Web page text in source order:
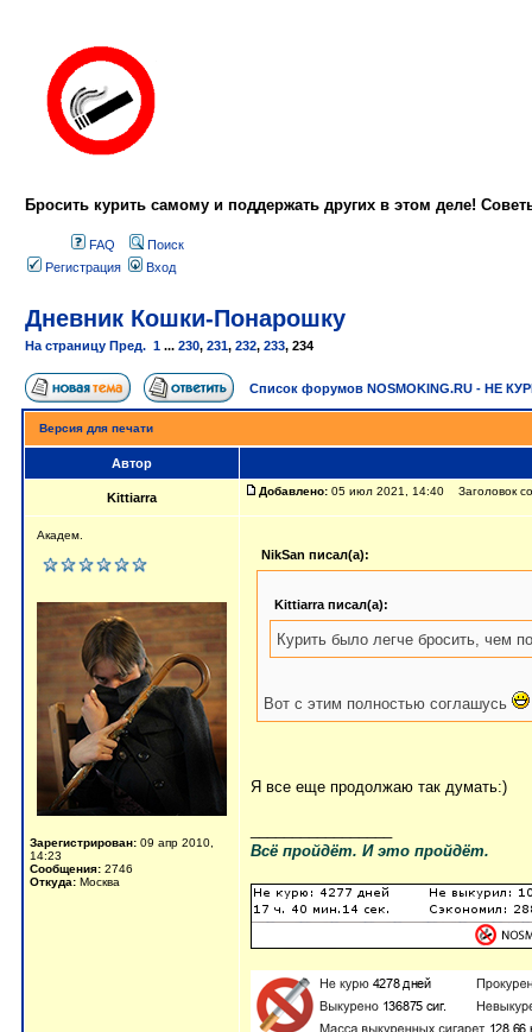
Бросить курить самому и поддержать других в этом деле!
FAQ
Поиск
Регистрация
Вход
Дневник Кошки-Понарошку
На страницу Пред. 1 ... 230, 231, 232, 233, 234
Список форумов NOSMOKING.RU - НЕ
Версия для печати
Автор
Kittiarra Добавлено: 05 июл 2021, 14:40 Заголовок
Академ.
Зарегистрирован: 09 апр 2010,
14:23
Сообщения: 2746
Откуда: Москва
NikSan писал(а):
Kittiarra писал(а):
Курить было легче бросить, чем
Вот с этим полностью соглашусь
Я все еще продолжаю так думать:)
Всё пройдёт. И это пройдёт.